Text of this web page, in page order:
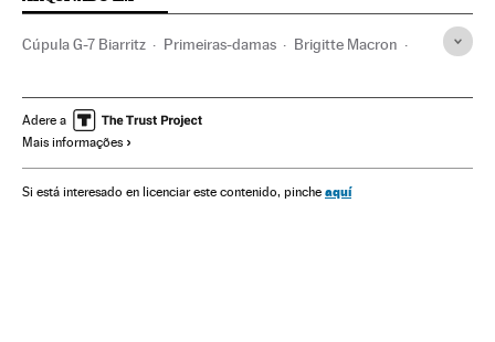
Cúpula G-7 Biarritz Primeiras-damas Brigitte Macron
Feminismo Relações internacionais
Organizações internacionais
Relações exteriores Política Sociedade
Adere a
Mais informações
Si está interesado en licenciar este contenido, pinche aquí